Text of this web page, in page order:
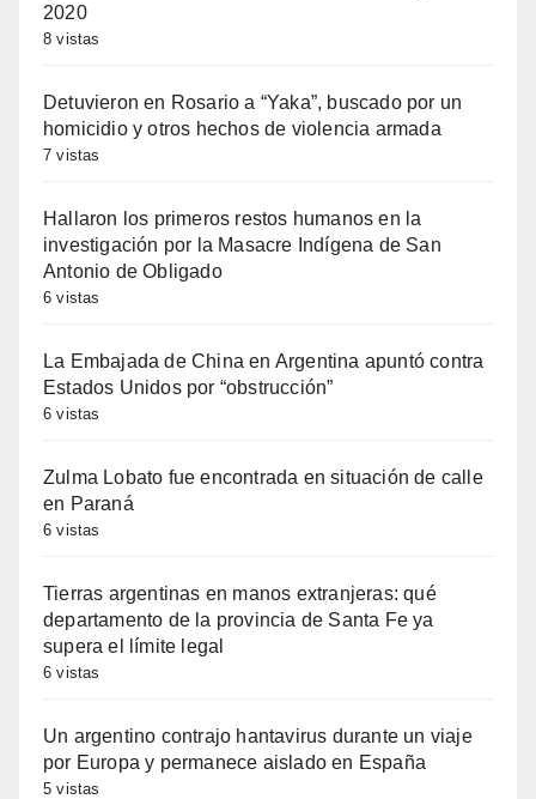
2020
8 vistas
Detuvieron en Rosario a “Yaka”, buscado por un
homicidio y otros hechos de violencia armada
7 vistas
Hallaron los primeros restos humanos en la
investigación por la Masacre Indígena de San
Antonio de Obligado
6 vistas
La Embajada de China en Argentina apuntó contra
Estados Unidos por “obstrucción”
6 vistas
Zulma Lobato fue encontrada en situación de calle
en Paraná
6 vistas
Tierras argentinas en manos extranjeras: qué
departamento de la provincia de Santa Fe ya
supera el límite legal
6 vistas
Un argentino contrajo hantavirus durante un viaje
por Europa y permanece aislado en España
5 vistas